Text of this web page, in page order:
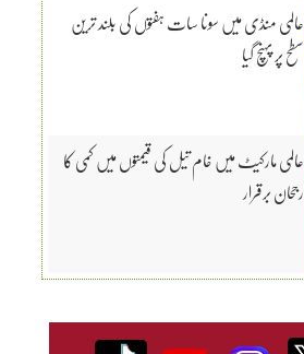
عالمی منڈی میں سونا سات ہفتوں کی بلند ترین
سطح پر پہنچ گیا
عالمی مارکیٹ میں خام تیل کی قیمتوں میں کمی کا
رجحان برقرار